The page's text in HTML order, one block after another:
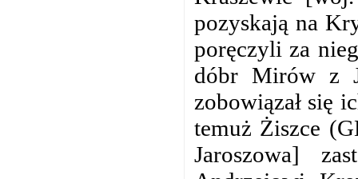
pozyskają na
poręczyli za
dóbr Mirów z
zobowiązał się
temuż Żiszce
Jaroszowa]